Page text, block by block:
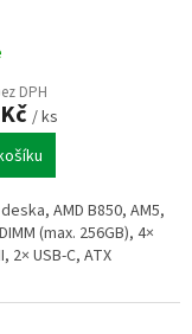
DPH
/ ks
AMD B850, AM5,
(max. 256GB), 4×
2× USB-C, ATX